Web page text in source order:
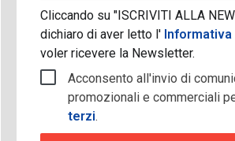
Cliccando su "ISCRIVITI ALLA
dichiaro di aver letto l'Informativa
voler ricevere la Newsletter.
Acconsento all'invio di
promozionali e commerciali
terzi.